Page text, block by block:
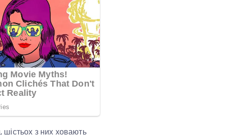
шістьох з них ховають